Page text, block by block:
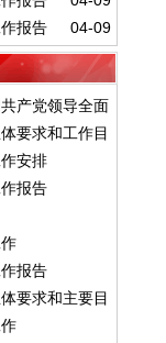
04-09
报告
产党领导全面
要求和工作目
安排
报告
报告
要求和主要目